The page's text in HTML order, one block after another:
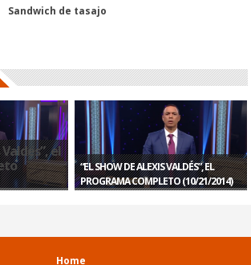
Sandwich de tasajo
el
“EL SHOW DE ALEXIS VALDÉS”, EL
PROGRAMA COMPLETO (10/21/2014)
Home